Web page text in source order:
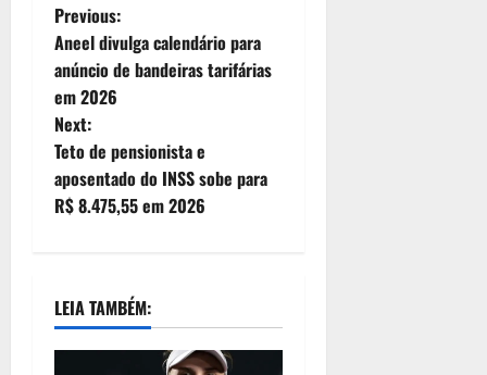
Previous:
Aneel divulga calendário para
anúncio de bandeiras tarifárias
em 2026
Next:
Teto de pensionista e
aposentado do INSS sobe para
R$ 8.475,55 em 2026
LEIA TAMBÉM: